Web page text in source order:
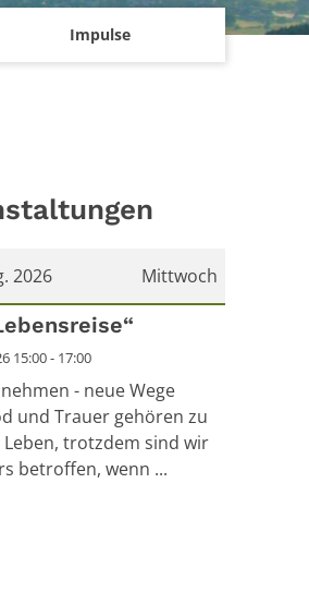
Impulse
Mittwoch
2026
August 2026
15:00 - 17:00
- neue Wege
und Trauer gehören zu
trotzdem sind wir
betroffen, wenn ...